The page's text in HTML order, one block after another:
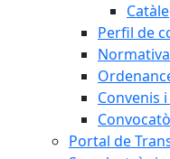
Perfil de
Convenis
Portal de